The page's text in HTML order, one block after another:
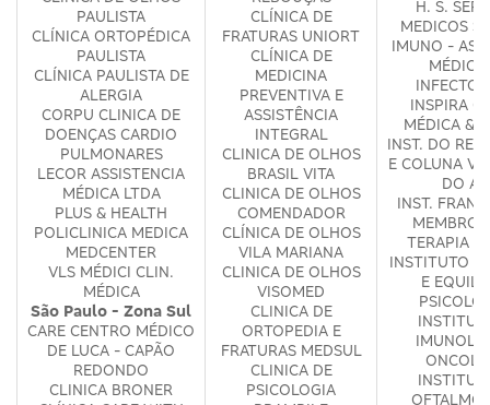
PAULISTA
CLÍNICA ORTOPÉDICA
PAULISTA
CLÍNICA PAULISTA DE
ALERGIA
CORPU CLINICA DE
DOENÇAS CARDIO
PULMONARES
LECOR ASSISTENCIA
MÉDICA LTDA
PLUS & HEALTH
POLICLINICA MEDICA
MEDCENTER
VLS MÉDICI CLIN.
MÉDICA
São Paulo - Zona Sul
CARE CENTRO MÉDICO
DE LUCA - CAPÃO
REDONDO
CLINICA BRONER
CLÍNICA DE
FRATURAS UNIORT
CLÍNICA DE
MEDICINA
PREVENTIVA E
ASSISTÊNCIA
INTEGRAL
CLINICA DE OLHOS
BRASIL VITA
CLINICA DE OLHOS
COMENDADOR
CLÍNICA DE OLHOS
VILA MARIANA
CLINICA DE OLHOS
VISOMED
CLINICA DE
ORTOPEDIA E
FRATURAS MEDSUL
CLINICA DE
PSICOLOGIA
H. S.
MEDICOS
IMUNO -
MÉDICA
INSPIRA
MÉDICA &
INST. DO
E COLUNA
DO
INST.
MEMBRO
TERAPIA
INSTITUTO
E